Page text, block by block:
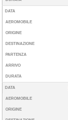
DATA
AEROMOBILE
ORIGINE
DESTINAZIONE
PARTENZA
ARRIVO
DURATA
DATA
AEROMOBILE
ORIGINE